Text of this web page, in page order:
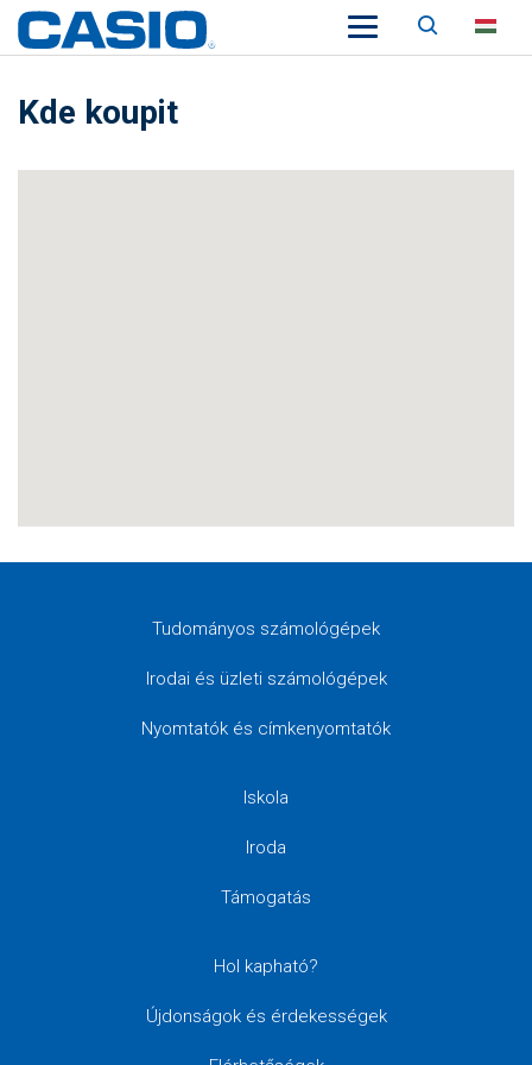
Keresés
Kde koupit
Tudományos számológépek
Irodai és üzleti számológépek
Nyomtatók és címkenyomtatók
Iskola
Iroda
Támogatás
Hol kapható?
Újdonságok és érdekességek